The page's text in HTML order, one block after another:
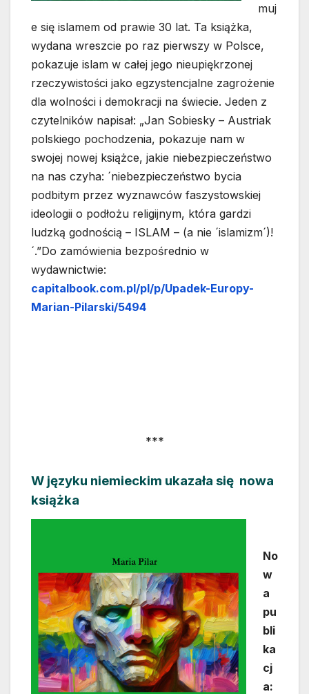
muj
e się islamem od prawie 30 lat. Ta książka,
wydana wreszcie po raz pierwszy w Polsce,
pokazuje islam w całej jego nieupiękrzonej
rzeczywistości jako egzystencjalne zagrożenie
dla wolności i demokracji na świecie. Jeden z
czytelników napisał: „Jan Sobiesky – Austriak
polskiego pochodzenia, pokazuje nam w
swojej nowej książce, jakie niebezpieczeństwo
na nas czyha: ´niebezpieczeństwo bycia
podbitym przez wyznawców faszystowskiej
ideologii o podłożu religijnym, która gardzi
ludzką godnością – ISLAM – (a nie ´islamizm´)!
´.”Do zamówienia bezpośrednio w
wydawnictwie:
capitalbook.com.pl/pl/p/Upadek-Europy-
Marian-Pilarski/5494
***
W języku niemieckim ukazała się nowa
książka
No
w
a
pu
bli
ka
cj
a: